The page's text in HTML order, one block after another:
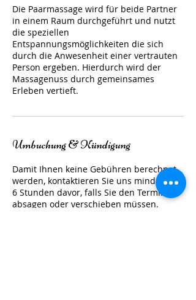
Die Paarmassage wird für beide Partner
in einem Raum durchgeführt und nutzt
die speziellen
Entspannungsmöglichkeiten die sich
durch die Anwesenheit einer vertrauten
Person ergeben. Hierdurch wird der
Massagenuss durch gemeinsames
Erleben vertieft.
Umbuchung & Kündigung
Damit Ihnen keine Gebühren berechnet
werden, kontaktieren Sie uns mindestens
6 Stunden davor, falls Sie den Termin
absagen oder verschieben müssen.